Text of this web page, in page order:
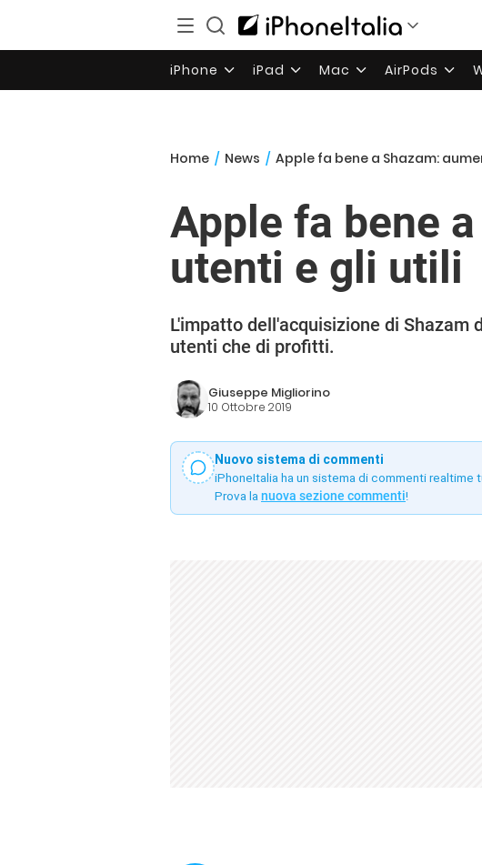
iPhone iPad Mac AirPods
Home / News / Apple fa bene a Shazam:
Apple fa bene
utenti e gli utili
L'impatto dell'acquisizione di
utenti che di profitti.
Giuseppe Migliorino
10 Ottobre 2019
Nuovo sistema di commenti
iPhoneItalia ha un sistema di commenti
Prova la nuova sezione commenti!